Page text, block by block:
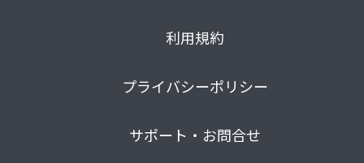
利用規約
プライバシーポリシー
サポート・お問合せ